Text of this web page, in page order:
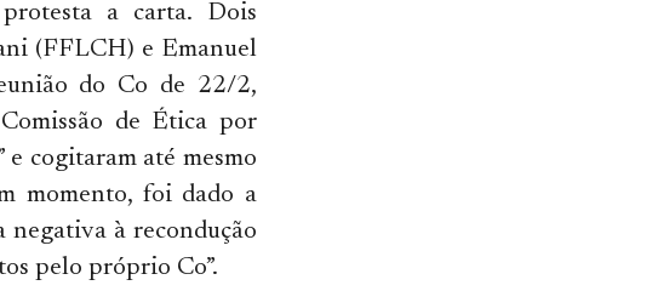
protesta a carta. Dois
(FFLCH) e Emanuel
do Co de 22/2,
de Ética por
cogitaram até mesmo
momento, foi dado a
negativa à recondução
pelo próprio Co”.